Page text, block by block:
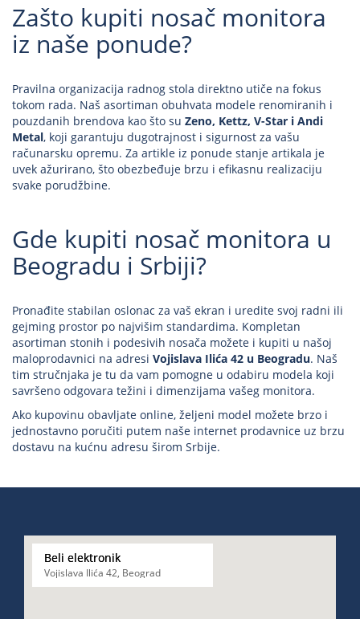
Zašto kupiti nosač monitora
iz naše ponude?
Pravilna organizacija radnog stola direktno utiče na fokus
tokom rada. Naš asortiman obuhvata modele renomiranih i
pouzdanih brendova kao što su Zeno, Kettz, V-Star i Andi
Metal, koji garantuju dugotrajnost i sigurnost za vašu
računarsku opremu. Za artikle iz ponude stanje artikala je
uvek ažurirano, što obezbeđuje brzu i efikasnu realizaciju
svake porudžbine.
Gde kupiti nosač monitora u
Beogradu i Srbiji?
Pronađite stabilan oslonac za vaš ekran i uredite svoj radni ili
gejming prostor po najvišim standardima. Kompletan
asortiman stonih i podesivih nosača možete i kupiti u našoj
maloprodavnici na adresi Vojislava Ilića 42 u Beogradu. Naš
tim stručnjaka je tu da vam pomogne u odabiru modela koji
savršeno odgovara težini i dimenzijama vašeg monitora.
Ako kupovinu obavljate online, željeni model možete brzo i
jednostavno poručiti putem naše internet prodavnice uz brzu
dostavu na kućnu adresu širom Srbije.
Beli elektronik
Vojislava Ilića 42, Beograd